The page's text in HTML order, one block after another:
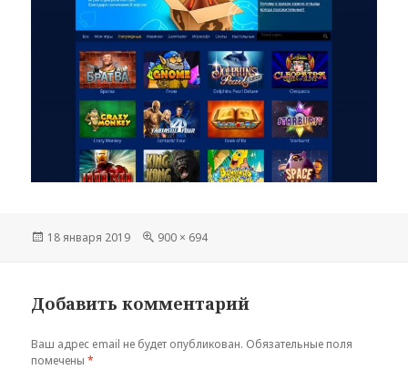
Опубликовано
18 января 2019
Полный
900 × 694
Добавить комментарий
Ваш адрес email не будет опубликован. Обязательные поля
помечены*